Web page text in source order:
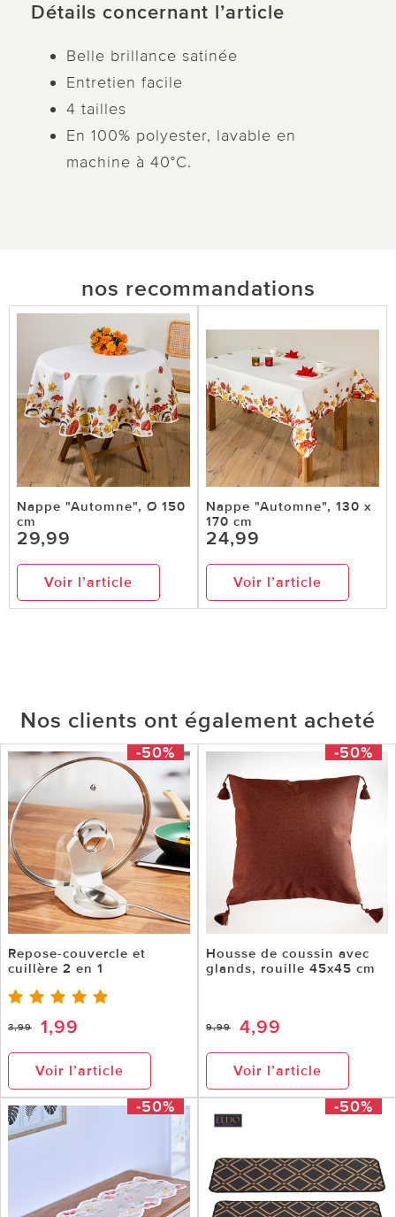
Détails concernant l’article
Belle brillance satinée
Entretien facile
4 tailles
En 100% polyester, lavable en
machine à 40°C.
nos recommandations
Nappe "Automne", Ø 150
cm
29,99
Voir l’article
Nappe "Automne", 130 x
170 cm
24,99
Voir l’article
Nos clients ont également acheté
-50%
Repose-couvercle et
cuillère 2 en 1
3,99 1,99
Voir l’article
-50%
Housse de coussin avec
glands, rouille 45x45 cm
9,99 4,99
Voir l’article
-50% -50%